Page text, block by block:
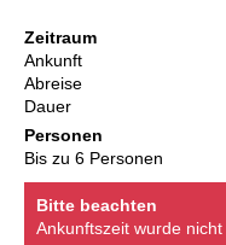
Zeitraum
Ankunft
Abreise
Dauer
Personen
Bis zu 6 Personen
Bitte beachten
Ankunftszeit wurde nicht